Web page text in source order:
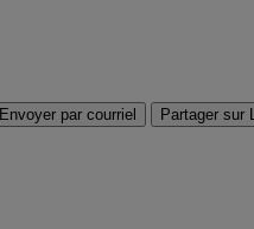
Envoyer par courriel Partager sur